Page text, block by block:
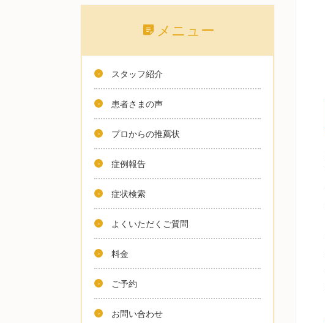
メニュー
スタッフ紹介
患者さまの声
プロからの推薦状
症例報告
症状検索
よくいただくご質問
料金
ご予約
お問い合わせ